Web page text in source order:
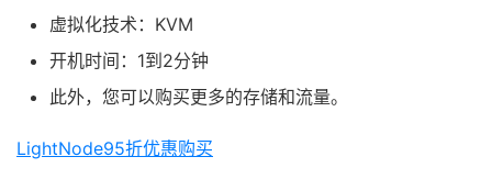
虚拟化技术：KVM
开机时间：1到2分钟
此外，您可以购买更多的存储和流量。
LightNode95折优惠购买